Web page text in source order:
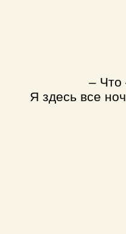
– Что –
Я здесь все